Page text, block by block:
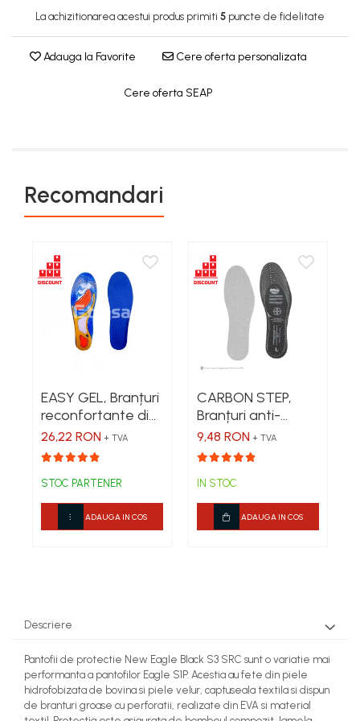
Costume | Combinezoane Ignifuge
Mânecuțe Ignifuge
La achizitionarea acestui produs primiti 5 puncte de fidelitate
Adauga la Favorite Cere oferta personalizata
Cere oferta SEAP
Recomandari
EASY GEL, Branțuri
reconfortante din
gel TPR
26,22 RON + TVA
STOC PARTENER
ADAUGA IN COS
CARBON STEP,
Branțuri anti-
transpirație cu
carbune activ
9,48 RON + TVA
IN STOC
ADAUGA IN COS
Descriere
Pantofii de protectie New Eagle Black S3 SRC sunt o variatie mai
performanta a pantofilor Eagle S1P. Acestia au fete din piele
hidrofobizata de bovina si piele velur, captuseala textila si dispun
de branturi groase cu perforatii, realizate din EVA si material